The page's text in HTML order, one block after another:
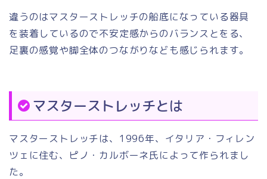
違うのはマスターストレッチの船底になっている器具
を装着しているので不安定感からのバランスとをる、
足裏の感覚や脚全体のつながりなども感じられます。
マスターストレッチとは
マスターストレッチは、1996年、イタリア・フィレン
ツェに住む、ピノ・カルボーネ氏によって作られまし
た。